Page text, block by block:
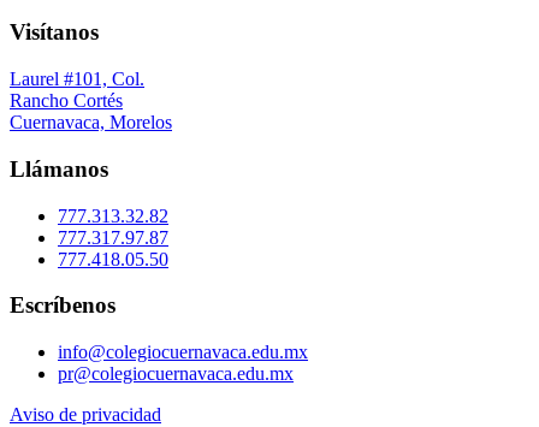
Visítanos
Laurel #101, Col.
Rancho Cortés
Cuernavaca, Morelos
Llámanos
777.313.32.82
777.317.97.87
777.418.05.50
Escríbenos
info@colegiocuernavaca.edu.mx
pr@colegiocuernavaca.edu.mx
Aviso de privacidad